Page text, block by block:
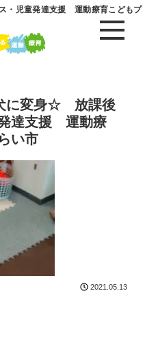
・児童発達支援 運動療育こどもプ
に変身☆ 放課後
達支援 運動療
い市
2021.05.13